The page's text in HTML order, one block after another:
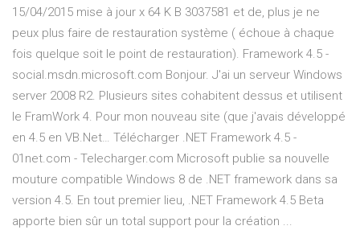
15/04/2015 mise à jour x 64 K B 3037581 et de, plus je ne
peux plus faire de restauration système ( échoue à chaque
fois quelque soit le point de restauration). Framework 4.5 -
social.msdn.microsoft.com Bonjour. J'ai un serveur Windows
server 2008 R2. Plusieurs sites cohabitent dessus et utilisent
le FramWork 4. Pour mon nouveau site (que j'avais développé
en 4.5 en VB.Net… Télécharger .NET Framework 4.5 -
01net.com - Telecharger.com Microsoft publie sa nouvelle
mouture compatible Windows 8 de .NET framework dans sa
version 4.5. En tout premier lieu, .NET Framework 4.5 Beta
apporte bien sûr un total support pour la création ...